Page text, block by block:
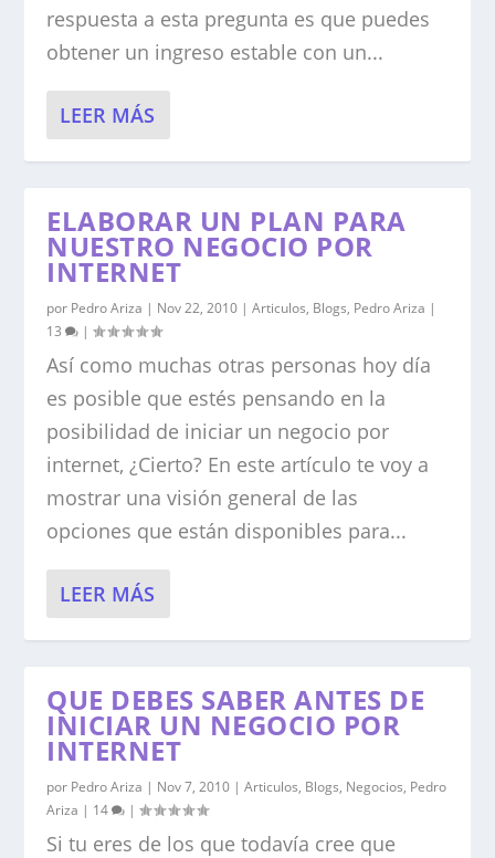
respuesta a esta pregunta es que puedes
obtener un ingreso estable con un...
LEER MÁS
ELABORAR UN PLAN PARA
NUESTRO NEGOCIO POR
INTERNET
por Pedro Ariza | Nov 22, 2010 |Articulos, Blogs, Pedro Ariza |
13
|
Así como muchas otras personas hoy día
es posible que estés pensando en la
posibilidad de iniciar un negocio por
internet, ¿Cierto? En este artículo te voy a
mostrar una visión general de las
opciones que están disponibles para...
LEER MÁS
QUE DEBES SABER ANTES DE
INICIAR UN NEGOCIO POR
INTERNET
por Pedro Ariza | Nov 7, 2010 |Articulos, Blogs, Negocios, Pedro
Ariza | 14 |
Si tu eres de los que todavía cree que